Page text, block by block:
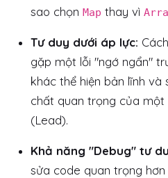
sao chọn Map thay vì
Tư duy dưới áp lực:
gặp một lỗi "ngớ ngẩn"
khác thể hiện bản lĩnh và
chất quan trọng của một
(Lead).
Khả năng "Debug" tư
sửa code quan trọng